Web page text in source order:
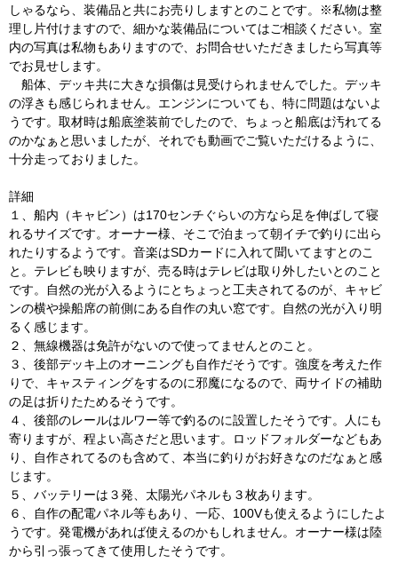
しゃるなら、装備品と共にお売りしますとのことです。※私物は整
理し片付けますので、細かな装備品についてはご相談ください。室
内の写真は私物もありますので、お問合せいただきましたら写真等
でお見せします。
船体、デッキ共に大きな損傷は見受けられませんでした。デッキ
の浮きも感じられません。エンジンについても、特に問題はないよ
うです。取材時は船底塗装前でしたので、ちょっと船底は汚れてる
のかなぁと思いましたが、それでも動画でご覧いただけるように、
十分走っておりました。
詳細
１、船内（キャビン）は170センチぐらいの方なら足を伸ばして寝
れるサイズです。オーナー様、そこで泊まって朝イチで釣りに出ら
れたりするようです。音楽はSDカードに入れて聞いてますとのこ
と。テレビも映りますが、売る時はテレビは取り外したいとのこと
です。自然の光が入るようにとちょっと工夫されてるのが、キャビ
ンの横や操船席の前側にある自作の丸い窓です。自然の光が入り明
るく感じます。
２、無線機器は免許がないので使ってませんとのこと。
３、後部デッキ上のオーニングも自作だそうです。強度を考えた作
りで、キャスティングをするのに邪魔になるので、両サイドの補助
の足は折りたためるそうです。
４、後部のレールはルワー等で釣るのに設置したそうです。人にも
寄りますが、程よい高さだと思います。ロッドフォルダーなどもあ
り、自作されてるのも含めて、本当に釣りがお好きなのだなぁと感
じます。
５、バッテリーは３発、太陽光パネルも３枚あります。
６、自作の配電パネル等もあり、一応、100Vも使えるようにしたよ
うです。発電機があれば使えるのかもしれません。オーナー様は陸
から引っ張ってきて使用したそうです。